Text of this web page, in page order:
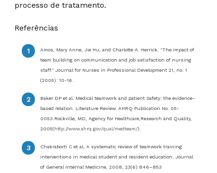
processo de tratamento.
Referências
Amos, Mary Anne, Jie Hu, and Charlotte A. Herrick. "The impact of
team building on communication and job satisfaction of nursing
staff." Journal for Nurses in Professional Development 21, no. 1
(2005): 10-16.
Baker DP et al. Medical teamwork and patient Safety: the evidence-
based relation. Literature Review. AHRQ Publication No. 05-
0053.Rockville, MD, Agency for Healthcare,Research and Quality,
2005(http://www.ahrq.gov/qual/medteam/).
Chakraborti C et al
A systematic review of teamwork training
interventions in medical student and resident education. Journal
of General Internal Medicine, 2008, 23(6):846–853